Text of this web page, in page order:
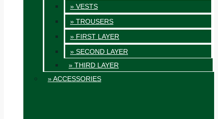
» VESTS
» TROUSERS
» FIRST LAYER
» SECOND LAYER
» THIRD LAYER
» ACCESSORIES